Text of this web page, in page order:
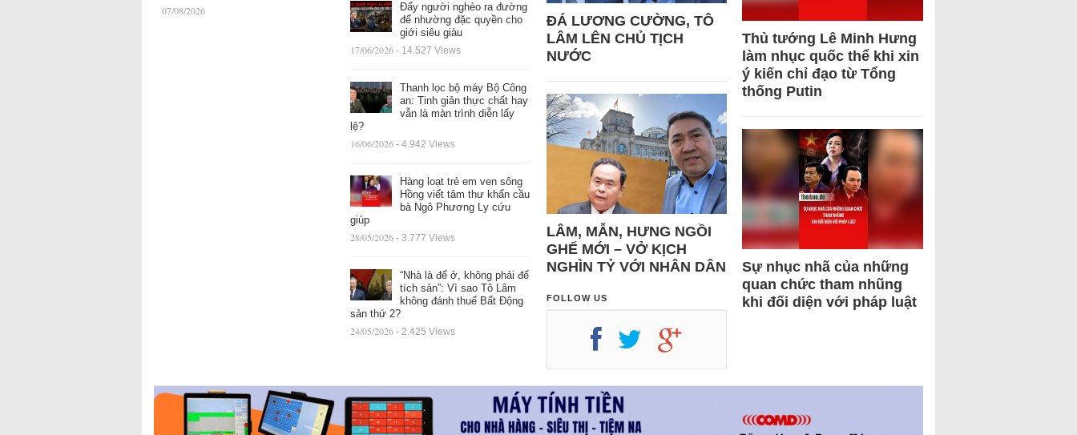
07/08/2026
Đẩy người nghèo ra đường
để nhường đặc quyền cho
giới siêu giàu
17/06/2026 - 14.527 Views
Thanh lọc bộ máy Bộ Công
an: Tinh giản thực chất hay
vẫn là màn trình diễn lấy
lệ?
16/06/2026 - 4.942 Views
Hàng loạt trẻ em ven sông
Hồng viết tâm thư khẩn cầu
bà Ngô Phương Ly cứu
giúp
28/05/2026 - 3.777 Views
“Nhà là để ở, không phải để
tích sản”: Vì sao Tô Lâm
không đánh thuế Bất Động
sản thứ 2?
24/05/2026 - 2.425 Views
ĐÁ LƯƠNG CƯỜNG, TÔ
LÂM LÊN CHỦ TỊCH
NƯỚC
LÂM, MẪN, HƯNG NGỒI
GHẾ MỚI – VỞ KỊCH
NGHÌN TỶ VỚI NHÂN DÂN
FOLLOW US
Thủ tướng Lê Minh Hưng
làm nhục quốc thể khi xin
ý kiến chỉ đạo từ Tổng
thống Putin
Sự nhục nhã của những
quan chức tham nhũng
khi đối diện với pháp luật